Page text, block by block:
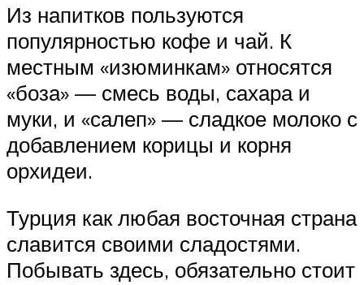
Из напитков пользуются
популярностью кофе и чай. К
местным «изюминкам» относятся
«боза» — смесь воды, сахара и
муки, и «салеп» — сладкое молоко с
добавлением корицы и корня
орхидеи.
Турция как любая восточная страна
славится своими сладостями.
Побывать здесь, обязательно стоит